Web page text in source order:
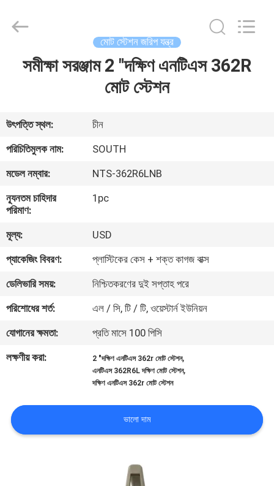
বাড়ি
আমাদের
সম্পর্কে
কারখানা
ভ্রমণ
মান
নিয়ন্ত্রণ
যোগাযোগ
করুন
মামলা
ALLEN
CO.,LTD..
মোট স্টেশন জরিপ যন্ত্র
সমীক্ষা সরঞ্জাম 2 "দক্ষিণ এনটিএস 362R
মোট স্টেশন
উৎপত্তি স্থল:
চীন
পরিচিতিমুলক নাম:
SOUTH
মডেল নম্বার:
NTS-362R6LNB
ন্যূনতম চাহিদার
পরিমাণ:
1pc
মূল্য:
USD
প্যাকেজিং বিবরণ:
প্লাস্টিকের কেস + শক্ত কাগজ বাক্স
ডেলিভারি সময়:
নিশ্চিতকরণের দুই সপ্তাহ পরে
পরিশোধের শর্ত:
এল / সি, টি / টি, ওয়েস্টার্ন ইউনিয়ন
যোগানের ক্ষমতা:
প্রতি মাসে 100 পিসি
লক্ষণীয় করা:
2 "দক্ষিণ এনটিএস 362r মোট স্টেশন,
এনটিএস 362R6L দক্ষিণ মোট স্টেশন,
দক্ষিণ এনটিএস 362r মোট স্টেশন
ভালো দাম